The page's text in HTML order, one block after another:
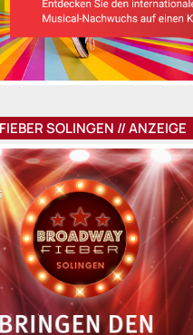
SOLINGEN // ANZEIGE